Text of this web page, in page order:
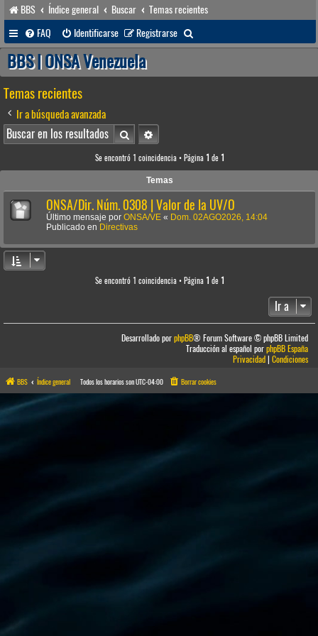
BBS Índice general Buscar
Temas recientes
FAQ
Identificarse Registrarse
u
BBS | ONSA Venezuela
Temas recientes
Ir a búsqueda avanzada
BuscarBúsqueda avanzada
Se encontró 1 coincidencia • Página 1 de 1
Temas
ONSA/Dir. Núm. 0308 | Valor de la UV/O
Último mensaje por ONSA/VE « Dom. 02AGO2026, 14:04
Publicado en Directivas
Se encontró 1 coincidencia • Página 1 de 1
Ir a
Desarrollado porphpBB® Forum Software © phpBB Limited
Traducción al español porphpBB España
Privacidad|Condiciones
BBS Índice general Todos los horarios sonUTC-04:00 Borrar cookies